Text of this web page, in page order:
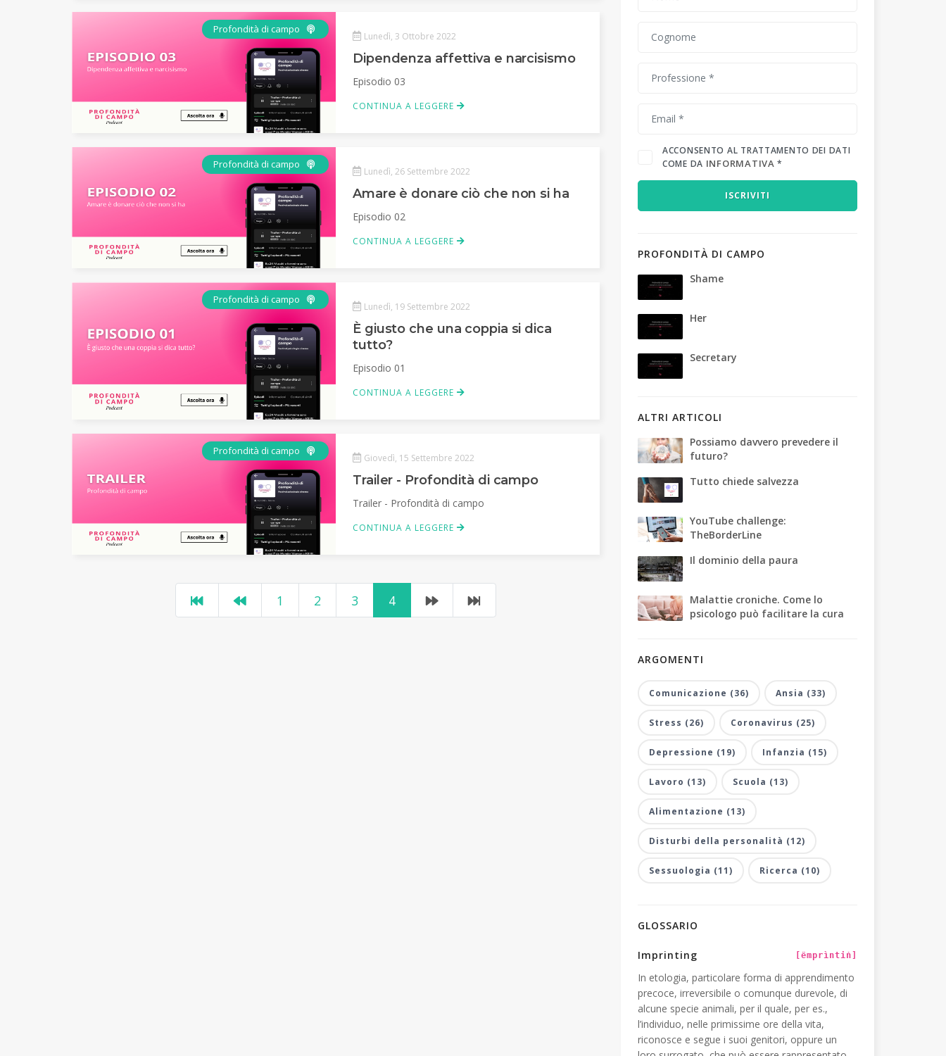
Profondità di campo Podcast
Lunedì, 3 Ottobre 2022
Dipendenza affettiva e narcisismo
Episodio 03
CONTINUA A LEGGERE
Profondità di campo Podcast
Lunedì, 26 Settembre 2022
Amare è donare ciò che non si ha
Episodio 02
CONTINUA A LEGGERE
Profondità di campo Podcast
Lunedì, 19 Settembre 2022
È giusto che una coppia si dica
tutto?
Episodio 01
CONTINUA A LEGGERE
Profondità di campo Podcast
Giovedì, 15 Settembre 2022
Trailer - Profondità di campo
Trailer - Profondità di campo
CONTINUA A LEGGERE
1 2 3 4
ACCONSENTO AL TRATTAMENTO DEI DATI
COME DA INFORMATIVA *
ISCRIVITI
PROFONDITÀ DI CAMPO
Shame
Her
Secretary
ALTRI ARTICOLI
Possiamo davvero prevedere il
futuro?
Tutto chiede salvezza
YouTube challenge:
TheBorderLine
Il dominio della paura
Malattie croniche. Come lo
psicologo può facilitare la cura
ARGOMENTI
Comunicazione (36) Ansia (33)
Stress (26) Coronavirus (25)
Depressione (19) Infanzia (15)
Lavoro (13) Scuola (13)
Alimentazione (13)
Disturbi della personalità (12)
Sessuologia (11) Ricerca (10)
GLOSSARIO
Imprinting [ëmprìntiṅ]
In etologia, particolare forma di apprendimento
precoce, irreversibile o comunque durevole, di
alcune specie animali, per il quale, per es.,
l’individuo, nelle primissime ore della vita,
riconosce e segue i suoi genitori, oppure un